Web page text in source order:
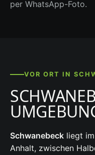
per WhatsApp-Foto.
VOR ORT IN
Schwanebeck liegt
Anhalt, zwischen